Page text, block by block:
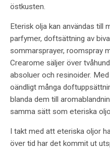
östkusten.
Eterisk olja kan användas till
parfymer, doftsättning av
sommarsprayer, roomspray
Crearome säljer över
absoluer och resinoider.
oändligt många
blanda dem till
samma sätt som eteriska
I takt med att eteriska oljor
över tid har det kommit ut